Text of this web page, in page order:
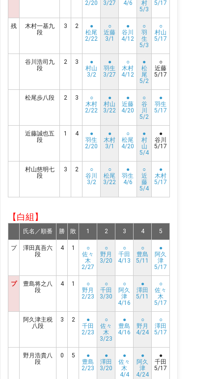
2/20
3/27
4/6
村
5/3
5/17
残
木村一基九
段
3 2
●
松尾
2/22
○
近藤
3/1
●
谷川
4/12
○
羽
生
5/3
○
村山
5/17
谷川浩司九
段
2 3
●
村山
3/2
●
羽生
3/27
○
木村
4/12
●
松
尾
5/2
○
近藤
5/17
松尾歩八段 2 3
○
木村
2/22
●
村山
3/22
●
近藤
4/20
○
谷
川
5/2
●
羽生
5/17
近藤誠也五
段
1 4
●
羽生
2/20
●
木村
3/1
○
松尾
4/20
●
村
山
5/4
●
谷川
5/17
村山慈明七
段
3 2
○
谷川
3/2
○
松尾
3/22
●
羽生
4/6
○
近
藤
5/4
●
木村
5/17
【白組】
氏名／順番 勝 敗 1 2 3 4 5
プ
澤田真吾六
段
4 1
○
佐々
木
2/27
○
野月
3/20
○
千田
4/13
○
豊島
5/11
●
阿久
津
5/17
プ
豊島将之八
段
4 1
○
野月
2/23
○
千田
3/30
○
阿久
津
4/16
●
澤田
5/11
○
佐々
木
5/17
阿久津主税
八段
3 2
●
千田
2/23
○
佐々
木
3/23
●
豊島
4/16
○
野月
4/24
○
澤田
5/17
野月浩貴八
段
0 5
●
豊島
2/23
●
澤田
3/20
●
佐々
木
4/4
●
阿久
津
4/24
●
千田
5/17